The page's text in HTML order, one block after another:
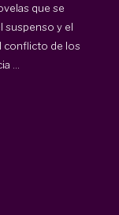
que se
suspenso y el
conflicto de los
...